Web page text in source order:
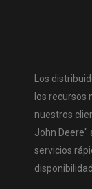
Los
los recursos
nuestros
John Deere"
servicios